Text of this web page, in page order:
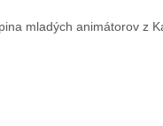
mladých animátorov z